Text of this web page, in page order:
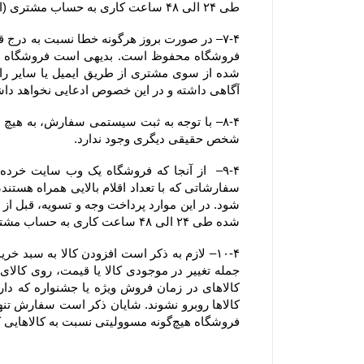
طی ۲۴ الی ۴۸ ساعت کاری به حساب مشتری (اعلام شده از سوی مشتری از طریق ایمیل یا سایر راههای ارتباطی و صرفا اعلام کتبی )  واریز خواهد شد.
آگاهی داشته و در این خصوص ادعایی نخواهد
شخص حقیقی دیگری وجود ندارد.
شده طی ۲۴ الی ۴۸ ساعت کاری به حساب مشتری عودت داده خواهد شد.
فروشگاه هیچ‌گونه مسوولیتی نسبت به کالاهایی که در سبد خرید رها شده است یا پروسه سفارش تکمیل نشده و تکمیل وجه نشده ، ندارد.